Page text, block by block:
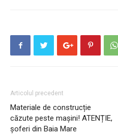
Articolul precedent
Materiale de construcție
căzute peste mașini! ATENȚIE,
șoferi din Baia Mare